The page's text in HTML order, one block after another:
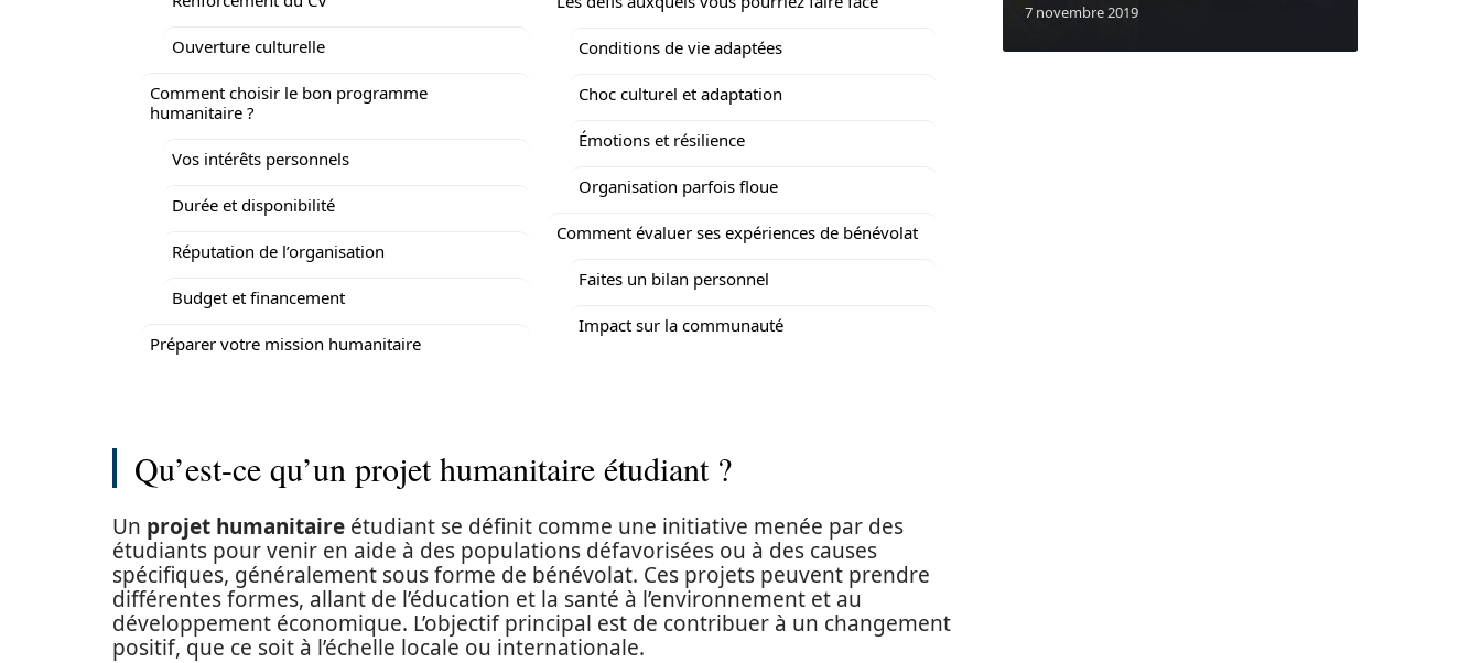
Ouverture culturelle
Comment choisir le bon programme
humanitaire ?
Vos intérêts personnels
Durée et disponibilité
Réputation de l’organisation
Budget et financement
Préparer votre mission humanitaire
Conditions de vie adaptées
Choc culturel et adaptation
Émotions et résilience
Organisation parfois floue
Comment évaluer ses expériences de bénévolat
Faites un bilan personnel
Impact sur la communauté
Qu’est-ce qu’un projet humanitaire étudiant ?
Un projet humanitaire étudiant se définit comme une initiative menée par des
étudiants pour venir en aide à des populations défavorisées ou à des causes
spécifiques, généralement sous forme de bénévolat. Ces projets peuvent prendre
différentes formes, allant de l’éducation et la santé à l’environnement et au
développement économique. L’objectif principal est de contribuer à un changement
positif, que ce soit à l’échelle locale ou internationale.
7 novembre 2019